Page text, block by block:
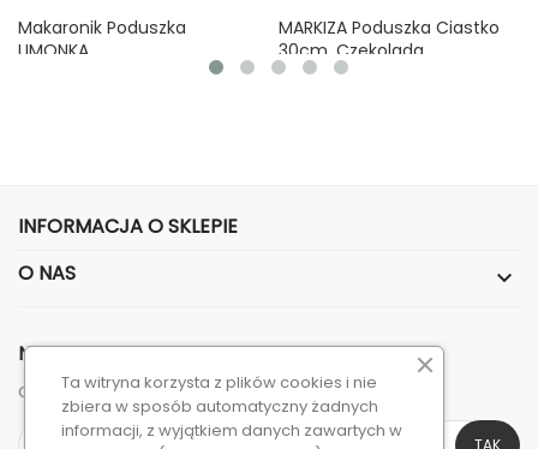
Makaronik Poduszka
LIMONKA
MARKIZA Poduszka Ciastko
30cm, Czekolada
Cena
65,00 zł
INFORMACJA O SKLEPIE
O NAS

NEWSLETTER
Otrzymuj informację o nowościach i wyprzedażach
Ta witryna korzysta z plików cookies i nie
zbiera w sposób automatyczny żadnych
informacji, z wyjątkiem danych zawartych w